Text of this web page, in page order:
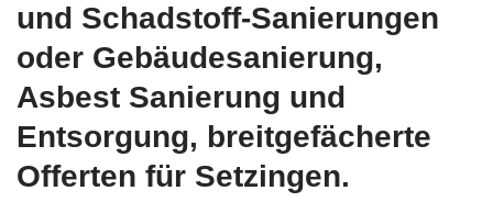
und Schadstoff-Sanierungen
oder Gebäudesanierung,
Asbest Sanierung und
Entsorgung, breitgefächerte
Offerten für Setzingen.